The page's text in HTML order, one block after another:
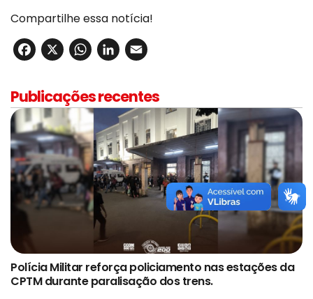
Compartilhe essa notícia!
Facebook
X WhatsApp
LinkedIn
Publicações recentes
Polícia Militar reforça policiamento nas estações da
CPTM durante paralisação dos trens.